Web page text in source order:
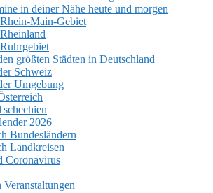
in deiner Nähe heute und morgen
Main-Gebiet
größten Städten in Deutschland
Schweiz
Umgebung
2026
Bundesländern
Landkreisen
Coronavirus